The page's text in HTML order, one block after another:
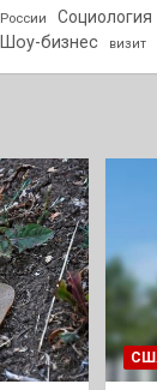
России
Социология
Шоу-бизнес визит